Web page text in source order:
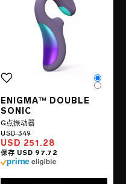
ENIGMA™ DOUBLE
SONIC
G点振动器
USD 251.28
Color
Color